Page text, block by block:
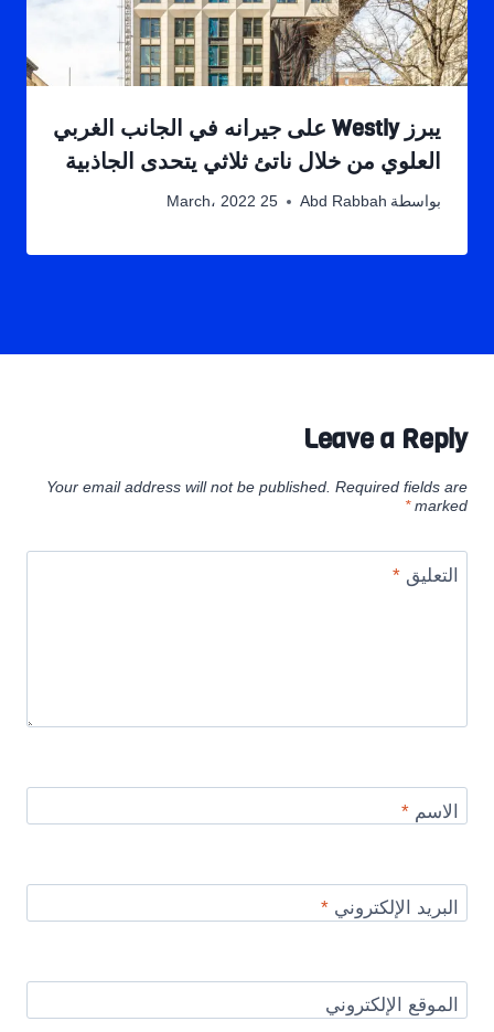
يبرز Westly على جيرانه في الجانب الغربي
العلوي من خلال ناتئ ثلاثي يتحدى الجاذبية
بواسطة Abd Rabbah 25 March، 2022
Leave a Reply
Your email address will not be published. Required fields are
marked
*
التعليق*
الاسم*
البريد الإلكتروني*
الموقع الإلكتروني